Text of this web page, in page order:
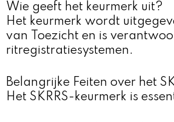
Wie geeft het keurmerk uit?
Het keurmerk wordt
van Toezicht en is
ritregistratiesystemen.
Belangrijke Feiten over het
Het SKRRS-keurmerk is